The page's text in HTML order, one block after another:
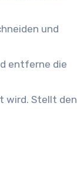
und
entferne die
wird. Stellt den